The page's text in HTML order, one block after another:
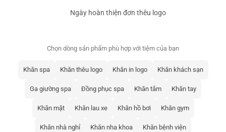
Ngày hoàn thiện đơn thêu logo
Chọn dòng sản phẩm phù hợp với tiệm của bạn
Khăn spa Khăn thêu logo Khăn in logo Khăn khách sạn
Ga giường spa Đồng phục spa Khăn tắm Khăn tay
Khăn mặt Khăn lau xe Khăn hồ bơi Khăn gym
Khăn nhà nghỉ Khăn nha khoa Khăn bệnh viện